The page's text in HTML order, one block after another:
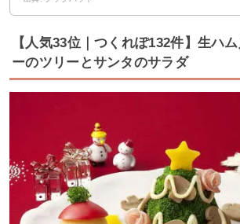
【人気33位｜つくれぽ132件】生ハ
ーのツリーとサンタのサラダ